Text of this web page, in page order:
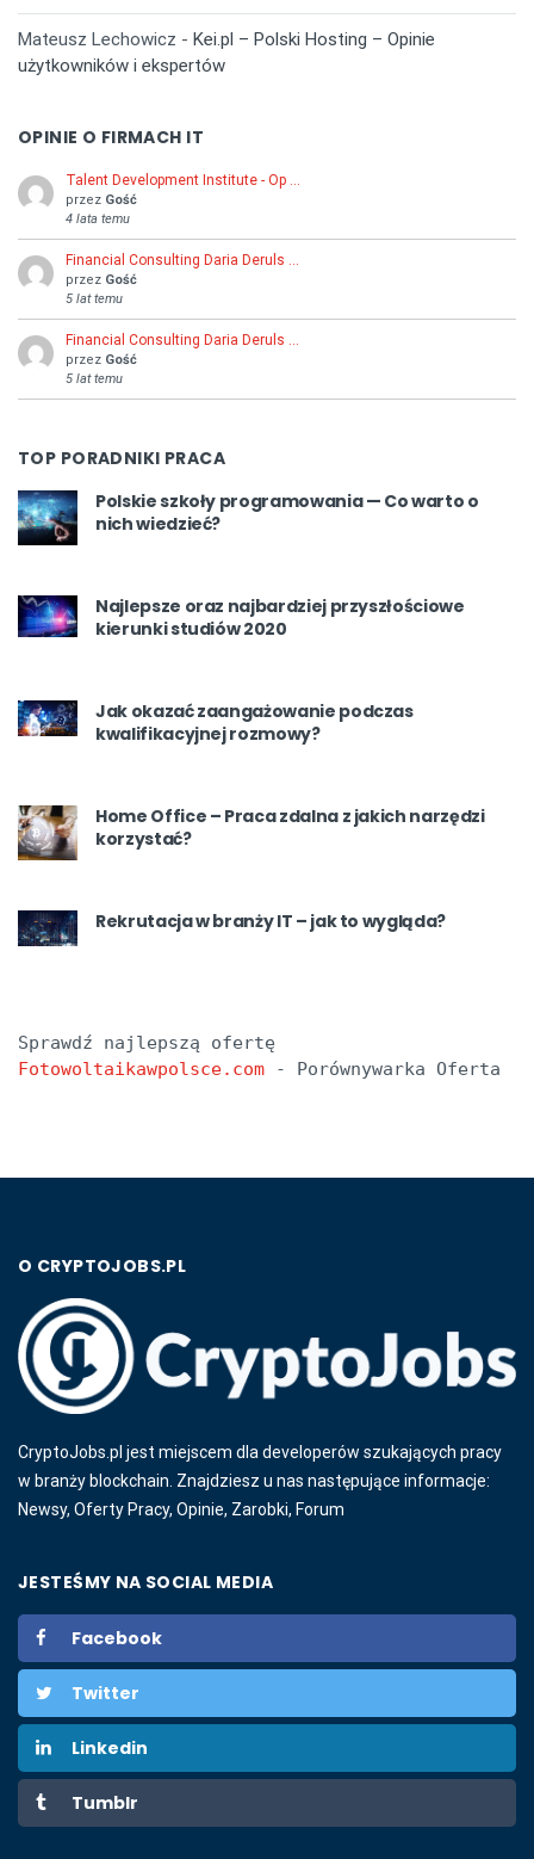
Mateusz Lechowicz - Kei.pl – Polski Hosting – Opinie
użytkowników i ekspertów
OPINIE O FIRMACH IT
Talent Development Institute - Op …
przez Gość
4 lata temu
Financial Consulting Daria Deruls …
przez Gość
5 lat temu
Financial Consulting Daria Deruls …
przez Gość
5 lat temu
TOP PORADNIKI PRACA
Polskie szkoły programowania — Co warto o
nich wiedzieć?
Najlepsze oraz najbardziej przyszłościowe
kierunki studiów 2020
Jak okazać zaangażowanie podczas
kwalifikacyjnej rozmowy?
Home Office – Praca zdalna z jakich narzędzi
korzystać?
Rekrutacja w branży IT – jak to wygląda?
Fotowoltaikawpolsce.com - Porównywarka Oferta
O CRYPTOJOBS.PL
CryptoJobs.pl jest miejscem dla developerów szukających pracy
w branży blockchain. Znajdziesz u nas następujące informacje:
Newsy, Oferty Pracy, Opinie, Zarobki, Forum
JESTEŚMY NA SOCIAL MEDIA
Facebook
Twitter
Linkedin
Tumblr